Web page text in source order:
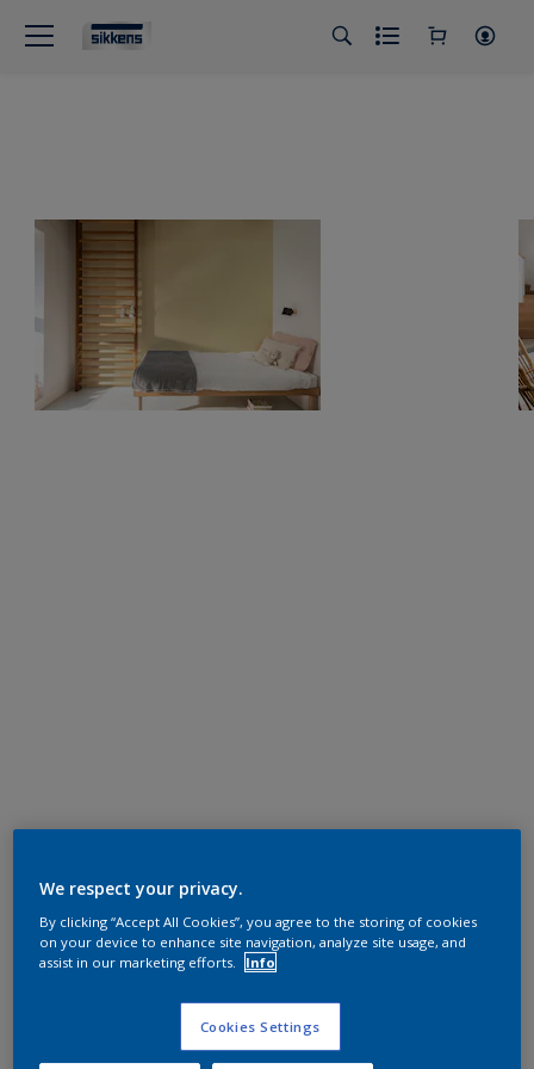
We respect your privacy.
By clicking “Accept All Cookies”, you agree to the storing of cookies
on your device to enhance site navigation, analyze site usage, and
assist in our marketing efforts.
Info
Cookies Settings